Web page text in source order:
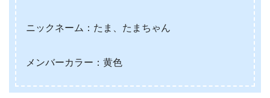
ニックネーム：たま、たまちゃん
メンバーカラー：黄色